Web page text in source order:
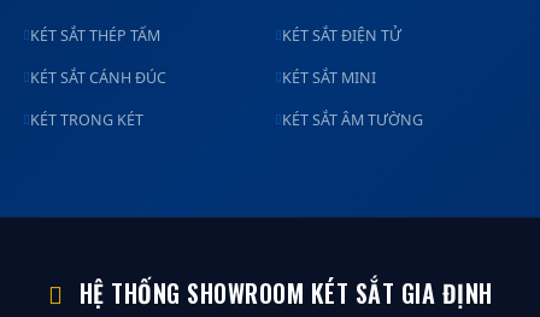
KÉT SẮT THÉP TẤM KÉT SẮT ĐIỆN TỬ
KÉT SẮT CÁNH ĐÚC KÉT SẮT MINI
KÉT TRONG KÉT KÉT SẮT ÂM TƯỜNG
HỆ THỐNG SHOWROOM KÉT SẮT GIA ĐỊNH